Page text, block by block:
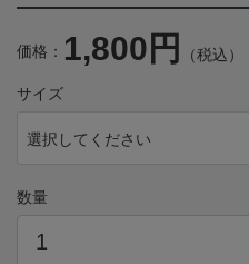
価格： 1,800円 （税込）
サイズ
選択してください
数量